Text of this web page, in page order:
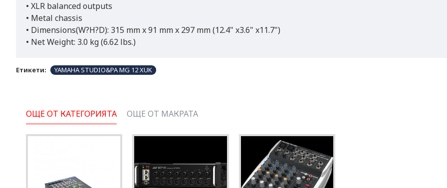
• XLR balanced outputs
• Metal chassis
• Dimensions(W?H?D): 315 mm x 91 mm x 297 mm (12.4" x3.6" x11.7")
• Net Weight: 3.0 kg (6.62 lbs.)
Етикети: YAMAHA STUDIO&PA MG 12 XUK
ОЩЕ ОТ КАТЕГОРИЯТА ОЩЕ ОТ МАКРАТА